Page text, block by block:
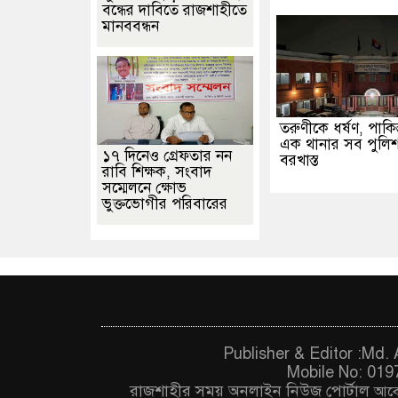
তরুণীকে ধর্ষণ,
এক থানার সব
বরখাস্ত
বন্ধের দাবিতে রাজশাহীতে
মানববন্ধন
১৭ দিনেও গ্রেফতার নন
রাবি শিক্ষক, সংবাদ
সম্মেলনে ক্ষোভ
ভুক্তভোগীর পরিবারের
Publisher & Editor
Mobile No:
রাজশাহীর সময় অনলাইন নিউজ পোর্টাল